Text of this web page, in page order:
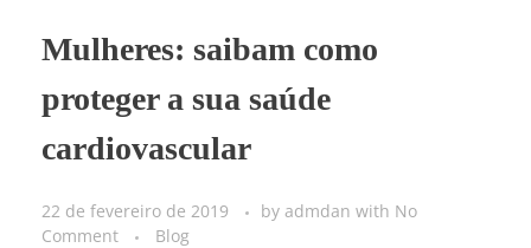
Mulheres: saibam como
proteger a sua saúde
cardiovascular
22 de fevereiro de 2019 by admdan with No
Comment
Blog